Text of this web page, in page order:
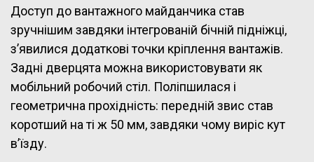
Доступ до вантажного майданчика став
зручнішим завдяки інтегрованій бічній підніжці,
з’явилися додаткові точки кріплення вантажів.
Задні дверцята можна використовувати як
мобільний робочий стіл. Поліпшилася і
геометрична прохідність: передній звис став
коротший на ті ж 50 мм, завдяки чому виріс кут
в’їзду.